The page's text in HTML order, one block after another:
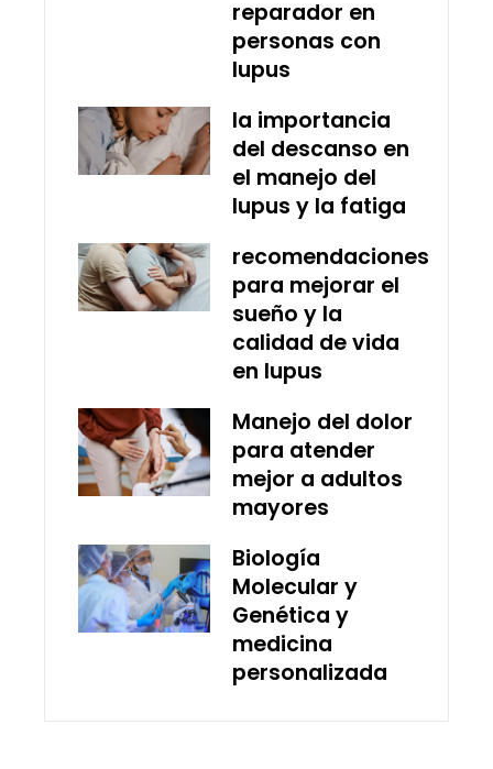
reparador en
personas con
lupus
la importancia
del descanso en
el manejo del
lupus y la fatiga
recomendaciones
para mejorar el
sueño y la
calidad de vida
en lupus
Manejo del dolor
para atender
mejor a adultos
mayores
Biología
Molecular y
Genética y
medicina
personalizada